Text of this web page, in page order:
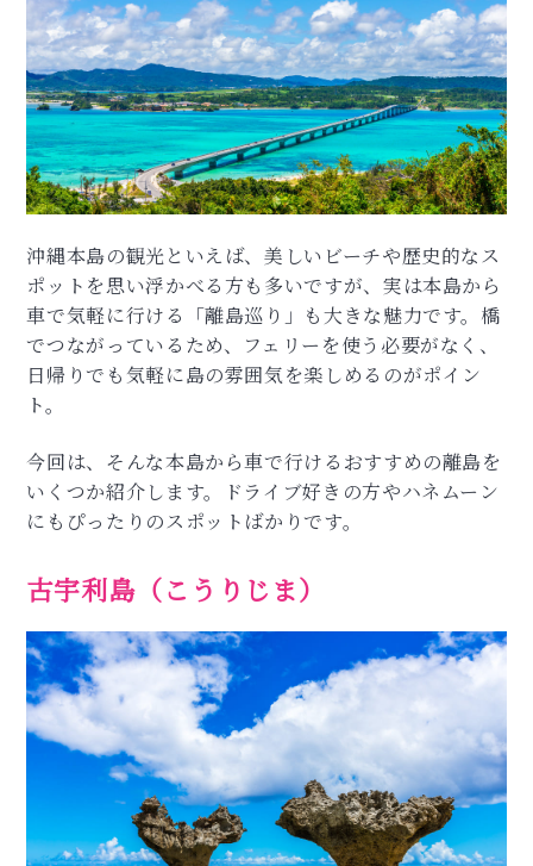
沖縄本島の観光といえば、美しいビーチや歴史的なス
ポットを思い浮かべる方も多いですが、実は本島から
車で気軽に行ける「離島巡り」も大きな魅力です。橋
でつながっているため、フェリーを使う必要がなく、
日帰りでも気軽に島の雰囲気を楽しめるのがポイン
ト。
今回は、そんな本島から車で行けるおすすめの離島を
いくつか紹介します。ドライブ好きの方やハネムーン
にもぴったりのスポットばかりです。
古宇利島（こうりじま）